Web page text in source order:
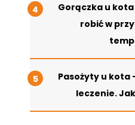
Gorączka u
robić w
Pasożyty u kota
leczenie.